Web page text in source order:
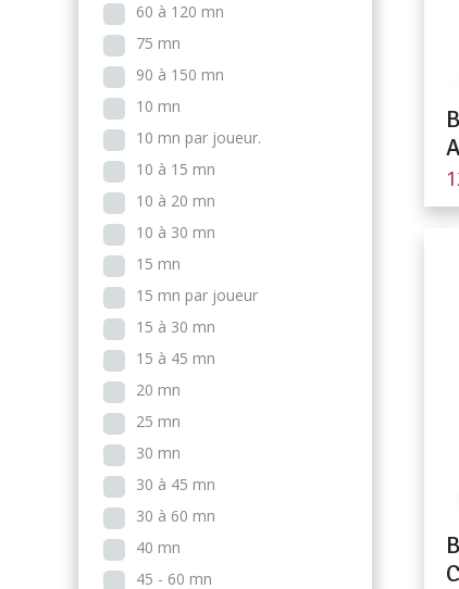
60 à 120 mn
75 mn
90 à 150 mn
10 mn
10 mn par joueur.
10 à 15 mn
10 à 20 mn
10 à 30 mn
15 mn
15 mn par joueur
15 à 30 mn
15 à 45 mn
20 mn
25 mn
30 mn
30 à 45 mn
30 à 60 mn
40 mn
45 - 60 mn